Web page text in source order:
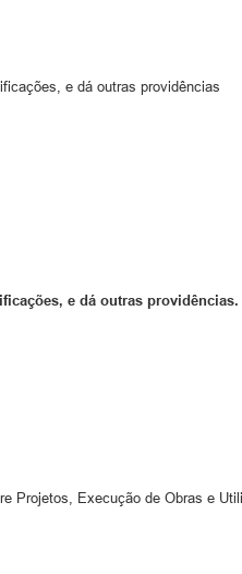
e dá outras providências
e dá outras providências.
Projetos, Execução de Obras e